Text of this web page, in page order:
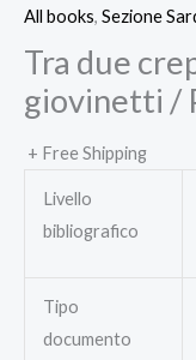
All books, Sezione
Tra due
giovinetti /
+ Free Shipping
Livello
bibliografico
Tipo
documento